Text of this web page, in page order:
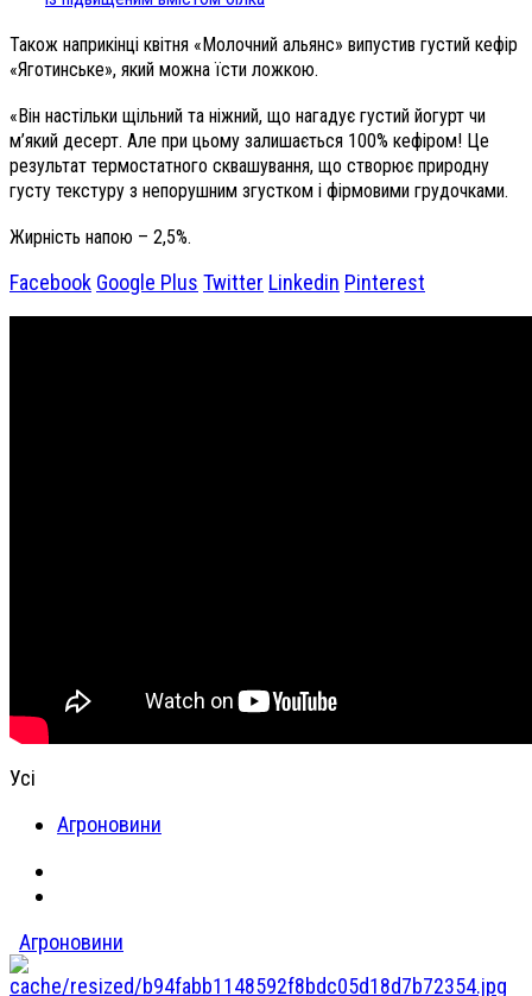
Також наприкінці квітня «Молочний альянс» випустив густий кефір
«Яготинське», який можна їсти ложкою.
«Він настільки щільний та ніжний, що нагадує густий йогурт чи
м’який десерт. Але при цьому залишається 100% кефіром! Це
результат термостатного сквашування, що створює природну
густу текстуру з непорушним згустком і фірмовими грудочками.
Жирність напою – 2,5%.
Facebook Google Plus Twitter Linkedin Pinterest
Усі
Агроновини
Агроновини